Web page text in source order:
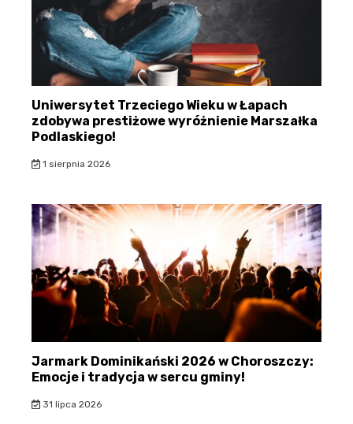
Uniwersytet Trzeciego Wieku w Łapach
zdobywa prestiżowe wyróżnienie Marszałka
Podlaskiego!
1 sierpnia 2026
Jarmark Dominikański 2026 w Choroszczy:
Emocje i tradycja w sercu gminy!
31 lipca 2026